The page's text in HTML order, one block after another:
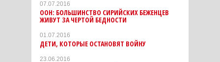
07.07.2016
ООН: БОЛЬШИНСТВО СИРИЙСКИХ БЕЖЕНЦЕВ
ЖИВУТ ЗА ЧЕРТОЙ БЕДНОСТИ
01.07.2016
ДЕТИ, КОТОРЫЕ ОСТАНОВЯТ ВОЙНУ
23.06.2016